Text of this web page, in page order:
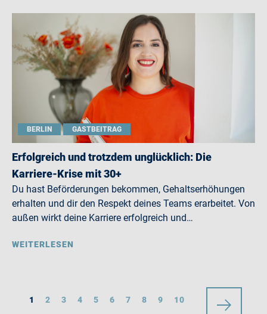
BERLIN GASTBEITRAG
Erfolgreich und trotzdem unglücklich: Die
Karriere-Krise mit 30+
Du hast Beförderungen bekommen, Gehaltserhöhungen
erhalten und dir den Respekt deines Teams erarbeitet. Von
außen wirkt deine Karriere erfolgreich und…
WEITERLESEN
1 2 3 4 5 6 7 8 9 10